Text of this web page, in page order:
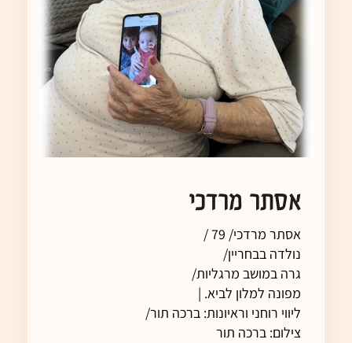
אסתר מרדכי
אסתר מרדכי/ 79 /
נולדה בבחריין/
גרה במושב מרגליות/
מפונה למלון לביא. |
ליווי רוחני וראיונות: ברכה תור/
צילום: ברכה תור